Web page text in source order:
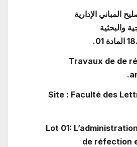
المباني الإدارية
والبحثية
المادة 01
.
– Travaux de de
– Site : Faculté des
– Lot 01:
de réfection